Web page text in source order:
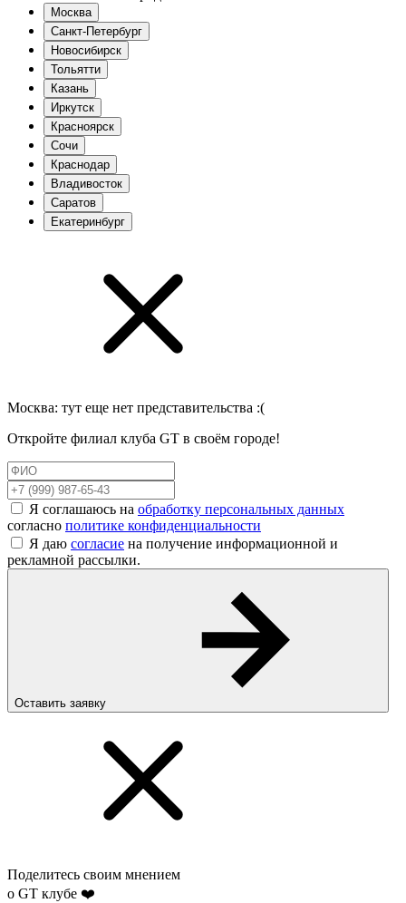
Москва
Санкт-Петербург
Новосибирск
Тольятти
Казань
Иркутск
Красноярск
Сочи
Краснодар
Владивосток
Саратов
Екатеринбург
Москва: тут еще нет представительства :(
Откройте филиал клуба GT в своём городе!
Я соглашаюсь на обработку персональных данных
согласно политике конфиденциальности
Я даю согласие на получение информационной и
рекламной рассылки.
Оставить заявку
Поделитесь своим мнением
о GT клубе ❤️